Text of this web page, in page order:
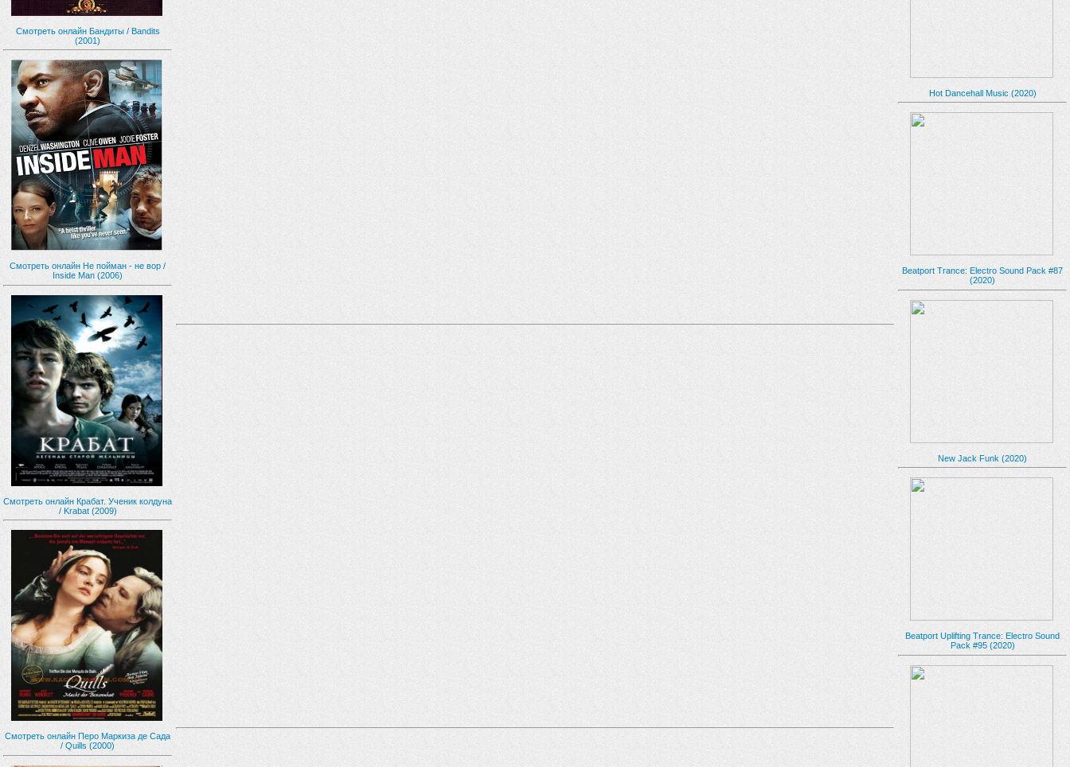
Смотреть онлайн Бандиты / Bandits
(2001)
Смотреть онлайн Не пойман - не вор /
Inside Man (2006)
Смотреть онлайн Крабат. Ученик колдуна
/ Krabat (2009)
Смотреть онлайн Перо Маркиза де Сада
/ Quills (2000)
Hot Dancehall Music (2020)
Beatport Trance: Electro Sound Pack #87
(2020)
New Jack Funk (2020)
Beatport Uplifting Trance: Electro Sound
Pack #95 (2020)